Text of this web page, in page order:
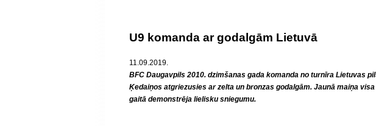
U9 komanda ar godalgām Lietuvā
11.09.2019.
BFC Daugavpils 2010. dzimšanas gada komanda no turnīra Lietuvas
Ķedaiņos atgriezusies ar zelta un bronzas godalgām. Jaunā maiņa
gaitā demonstrēja lielisku sniegumu.